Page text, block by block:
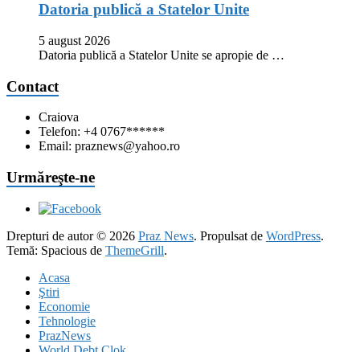
Datoria publică a Statelor Unite
5 august 2026
Datoria publică a Statelor Unite se apropie de …
Contact
Craiova
Telefon: +4 0767******
Email: praznews@yahoo.ro
Urmăreşte-ne
Drepturi de autor © 2026 Praz News. Propulsat de WordPress.
Temă: Spacious de ThemeGrill.
Acasa
Ştiri
Economie
Tehnologie
PrazNews